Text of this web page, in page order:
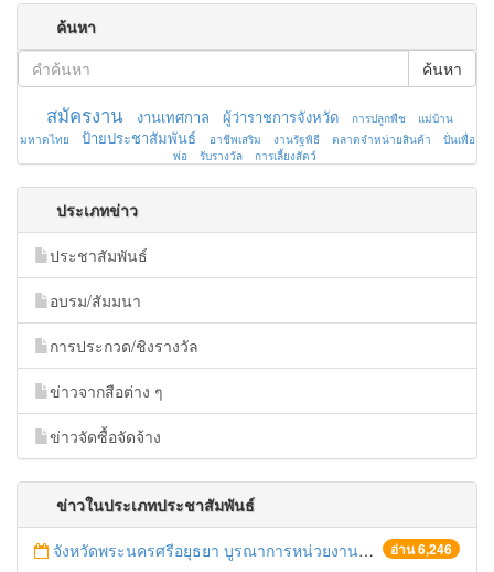
ค้นหา
ค้นหา
สมัครงาน งานเทศกาล ผู้ว่าราชการจังหวัด การปลูกพืช
แม่บ้าน
มหาดไทย
ป้ายประชาสัมพันธ์ อาชีพเสริม งานรัฐพิธี ตลาดจำหน่ายสินค้า
ปั่นเพื่อ
พ่อ
รับรางวัล การเลี้ยงสัตว์
ประเภทข่าว
ประชาสัมพันธ์
อบรม/สัมมนา
การประกวด/ชิงรางวัล
ข่าวจากสือต่าง ๆ
ข่าวจัดซื้อจัดจ้าง
ข่าวในประเภทประชาสัมพันธ์
อ่าน 6,246
จังหวัดพระนครศรีอยุธยา บูรณาการหน่วยงานที่เกี่ยวข้อง ลงพื้นที่จัดระเบียบและดำเนินมาตรการตามบทลงโทษสูงสุดกับผู้ประกอบการร้านค้าที่ยังฝ่าฝืนตั้งร้านค้ารุกล้ำเขตพื้นที่ทางหลวง เตรียมความปลอดภัยก่อนเทศกาลสงกรานต์